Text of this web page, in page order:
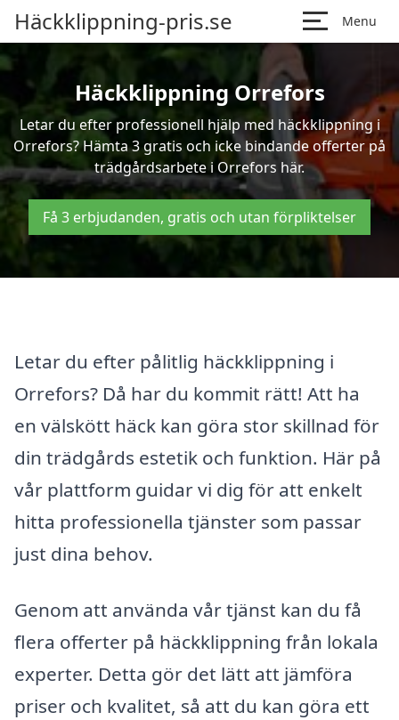
Häckklippning-pris.se Menu
Häckklippning Orrefors
Letar du efter professionell hjälp med häckklippning i
Orrefors? Hämta 3 gratis och icke bindande offerter på
trädgårdsarbete i Orrefors här.
Få 3 erbjudanden, gratis och utan förpliktelser
Letar du efter pålitlig häckklippning i
Orrefors? Då har du kommit rätt! Att ha
en välskött häck kan göra stor skillnad för
din trädgårds estetik och funktion. Här på
vår plattform guidar vi dig för att enkelt
hitta professionella tjänster som passar
just dina behov.
Genom att använda vår tjänst kan du få
flera offerter på häckklippning från lokala
experter. Detta gör det lätt att jämföra
priser och kvalitet, så att du kan göra ett